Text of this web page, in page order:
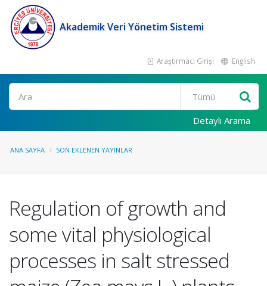
Akademik Veri Yönetim Sistemi
Araştırmacı Girişi English
Ara
Detaylı Arama
ANA SAYFA SON EKLENEN YAYINLAR
Regulation of growth and
some vital physiological
processes in salt stressed